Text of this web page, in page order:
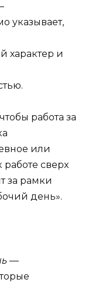
указывает,
характер и
работа за
или
сверх
за рамки
день».
—